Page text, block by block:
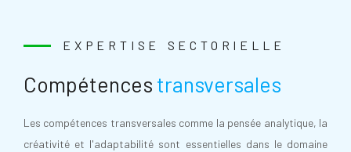
EXPERTISE SECTORIELLE
Compétences transversales
Les compétences transversales comme la pensée analytique, la
créativité et l'adaptabilité sont essentielles dans le domaine